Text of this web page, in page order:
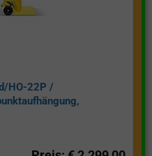
HO-22P /